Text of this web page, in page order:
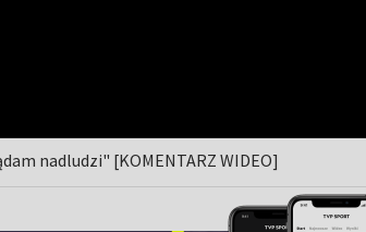
nadludzi" [KOMENTARZ WIDEO]